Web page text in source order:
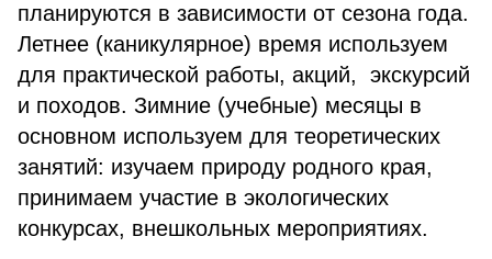
планируются в зависимости от сезона года.
Летнее (каникулярное) время используем
для практической работы, акций, экскурсий
и походов. Зимние (учебные) месяцы в
основном используем для теоретических
занятий: изучаем природу родного края,
принимаем участие в экологических
конкурсах, внешкольных мероприятиях.